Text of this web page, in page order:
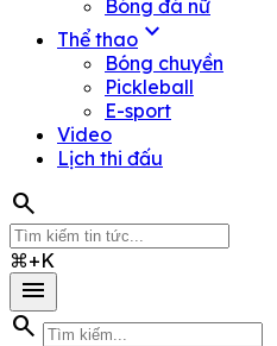
Bóng đá nữ
Thể thao expand_more
Bóng chuyền
Pickleball
E-sport
Video
Lịch thi đấu
search
⌘+K
menu
search